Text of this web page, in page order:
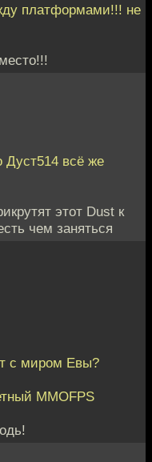
платформами!!! не
Дуст514 всё же
этот Dust к
чем заняться
с миром Евы?
ММОFPS